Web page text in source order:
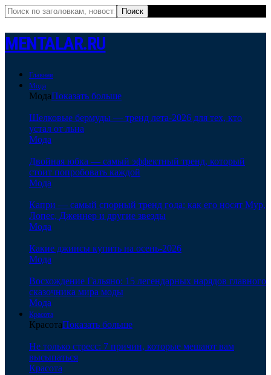
MENTALAR.RU
Главная
Мода
МодаПоказать больше
Шелковые бермуды — тренд лета-2026 для тех, кто
устал от льна
Мода
Двойная юбка — самый эффектный тренд, который
стоит попробовать каждой
Мода
Капри — самый спорный тренд года: как его носят Мур,
Лопес, Дженнер и другие звезды
Мода
Какие джинсы купить на осень-2026
Мода
Восхождение Гальяно: 15 легендарных нарядов главного
сказочника мира моды
Мода
Красота
КрасотаПоказать больше
Не только стресс: 7 причин, которые мешают вам
высыпаться
Красота